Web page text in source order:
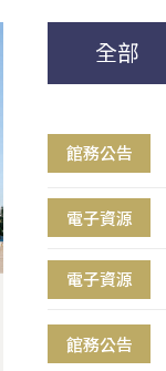
全部
館務公告
電子資源
電子資源
館務公告